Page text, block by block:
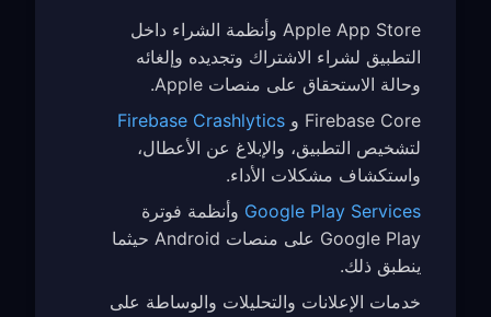
Apple App Store وأنظمة الشراء داخل
التطبيق لشراء الاشتراك وتجديده وإلغائه
وحالة الاستحقاق على منصات Apple.
Firebase Core و
Firebase Crashlytics
لتشخيص التطبيق، والإبلاغ عن الأعطال،
واستكشاف مشكلات الأداء.
Google Play Services وأنظمة فوترة
Google Play على منصات Android حيثما
ينطبق ذلك.
خدمات الإعلانات والتحليلات والوساطة على